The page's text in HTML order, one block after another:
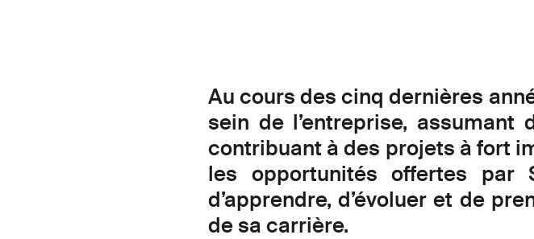
Au cours des cinq dernières
sein de l’entreprise,
contribuant à des projets à fort
les opportunités offertes par
d’apprendre, d’évoluer et de
de sa carrière.